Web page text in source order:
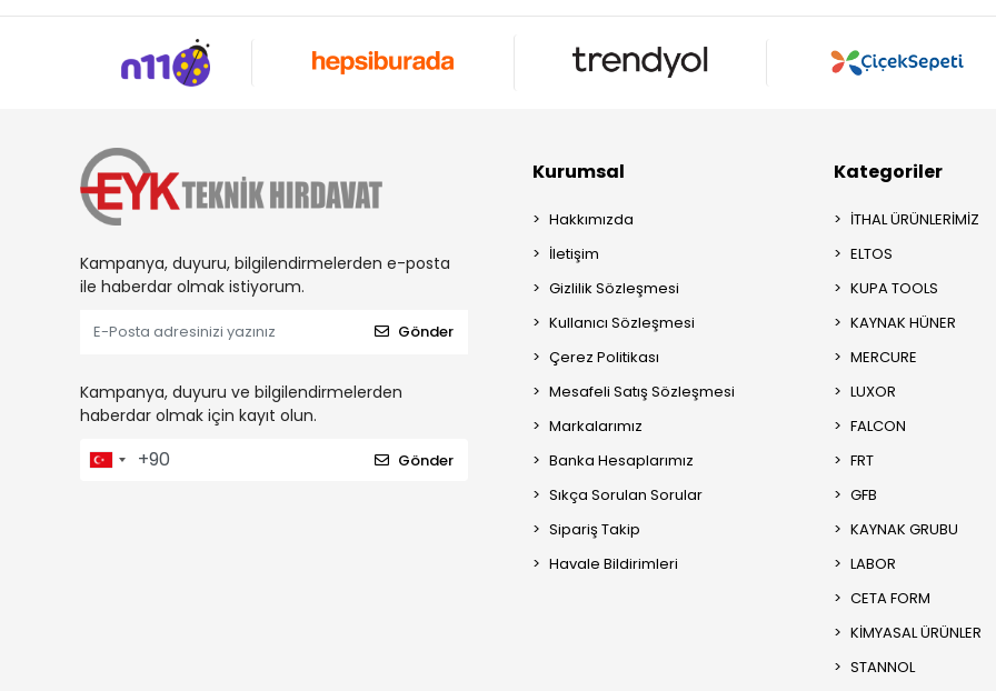
Kampanya, duyuru, bilgilendirmelerden e-posta
ile haberdar olmak istiyorum.
Gönder
Kampanya, duyuru ve bilgilendirmelerden
haberdar olmak için kayıt olun.
Gönder
Kurumsal
Hakkımızda
İletişim
Gizlilik Sözleşmesi
Kullanıcı Sözleşmesi
Çerez Politikası
Mesafeli Satış Sözleşmesi
Markalarımız
Banka Hesaplarımız
Sıkça Sorulan Sorular
Sipariş Takip
Havale Bildirimleri
Kategoriler
İTHAL ÜRÜNLERİMİZ
ELTOS
KUPA TOOLS
KAYNAK HÜNER
MERCURE
LUXOR
FALCON
FRT
GFB
KAYNAK GRUBU
LABOR
CETA FORM
KİMYASAL ÜRÜNLER
STANNOL